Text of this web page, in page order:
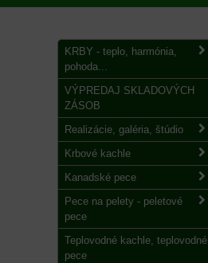
KRBY - teplo, harmónia,
pohoda...
VÝPREDAJ SKLADOVÝCH
ZÁSOB
Realizácie, galéria, štúdio
Krbové kachle
Kanadské pece
Pece na pelety - peletové
pece
Teplovodné kachle, teplovodné
pece